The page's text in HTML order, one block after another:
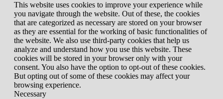
This website uses cookies to improve your experience while
you navigate through the website. Out of these, the cookies
that are categorized as necessary are stored on your browser
as they are essential for the working of basic functionalities of
the website. We also use third-party cookies that help us
analyze and understand how you use this website. These
cookies will be stored in your browser only with your
consent. You also have the option to opt-out of these cookies.
But opting out of some of these cookies may affect your
browsing experience.
Necessary